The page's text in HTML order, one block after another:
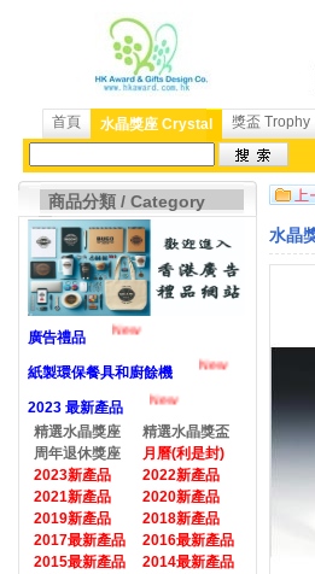
首頁 水晶獎座 Crystal 獎盃 Trophy
商品分類 / Category
廣告禮品 New
紙製環保餐具和廚餘機 New
2023 最新產品
New
精選水晶獎座
精選水晶獎盃
周年退休獎座
月曆(利是封)
2023新產品
2022新產品
2021新產品
2020新產品
2019新產品
2018新產品
2017最新產品
2016最新產品
2015最新產品
2014最新產品
水晶